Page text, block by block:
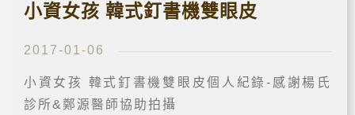
小資女孩 韓式釘書機雙眼皮
2017-01-06
小資女孩 韓式釘書機雙眼皮個人紀錄-感謝楊氏
診所&鄭源醫師協助拍攝